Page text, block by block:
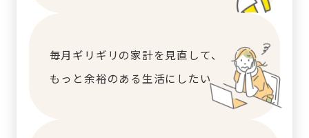
毎月ギリギリの家計を見直して、
もっと余裕のある生活にしたい